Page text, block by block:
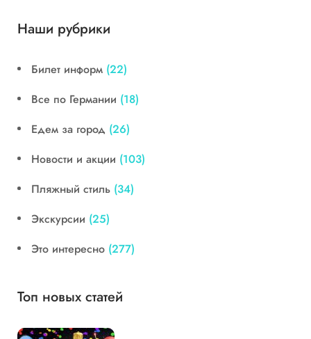
Наши рубрики
Билет информ (22)
Все по Германии (18)
Едем за город (26)
Новости и акции (103)
Пляжный стиль (34)
Экскурсии (25)
Это интересно (277)
Топ новых статей